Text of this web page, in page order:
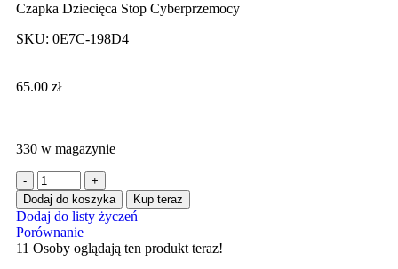
Czapka Dziecięca Stop Cyberprzemocy
SKU: 0E7C-198D4
65.00 zł
330 w magazynie
Dodaj do koszyka Kup teraz
Dodaj do listy życzeń
Porównanie
11 Osoby oglądają ten produkt teraz!